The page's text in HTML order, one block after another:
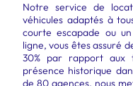
Notre service de
véhicules adaptés à
courte escapade ou
ligne, vous êtes assuré
30% par rapport aux
présence historique
de 80 agences, nous